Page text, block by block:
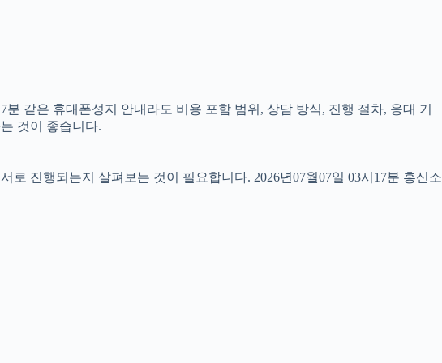
같은 휴대폰성지 안내라도 비용 포함 범위, 상담 방식, 진행 절차, 응대 기
것이 좋습니다.
진행되는지 살펴보는 것이 필요합니다. 2026년07월07일 03시17분 흥신소